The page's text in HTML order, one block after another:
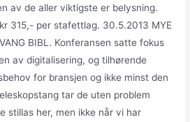
av de aller viktigste er belysning.
315,- per stafettlag. 30.5.2013 MYE
BIBL. Konferansen satte fokus
av digitalisering, og tilhørende
for bransjen og ikke minst den
tar de uten problem
stillas her, men ikke når vi har